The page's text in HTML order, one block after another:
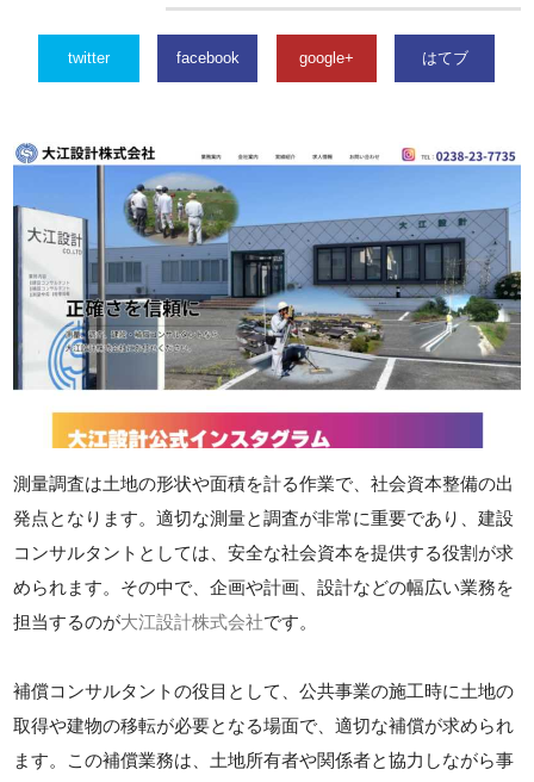
twitter facebook google+ はてブ
測量調査は土地の形状や面積を計る作業で、社会資本整備の出
発点となります。適切な測量と調査が非常に重要であり、建設
コンサルタントとしては、安全な社会資本を提供する役割が求
められます。その中で、企画や計画、設計などの幅広い業務を
担当するのが大江設計株式会社です。
補償コンサルタントの役目として、公共事業の施工時に土地の
取得や建物の移転が必要となる場面で、適切な補償が求められ
ます。この補償業務は、土地所有者や関係者と協力しながら事